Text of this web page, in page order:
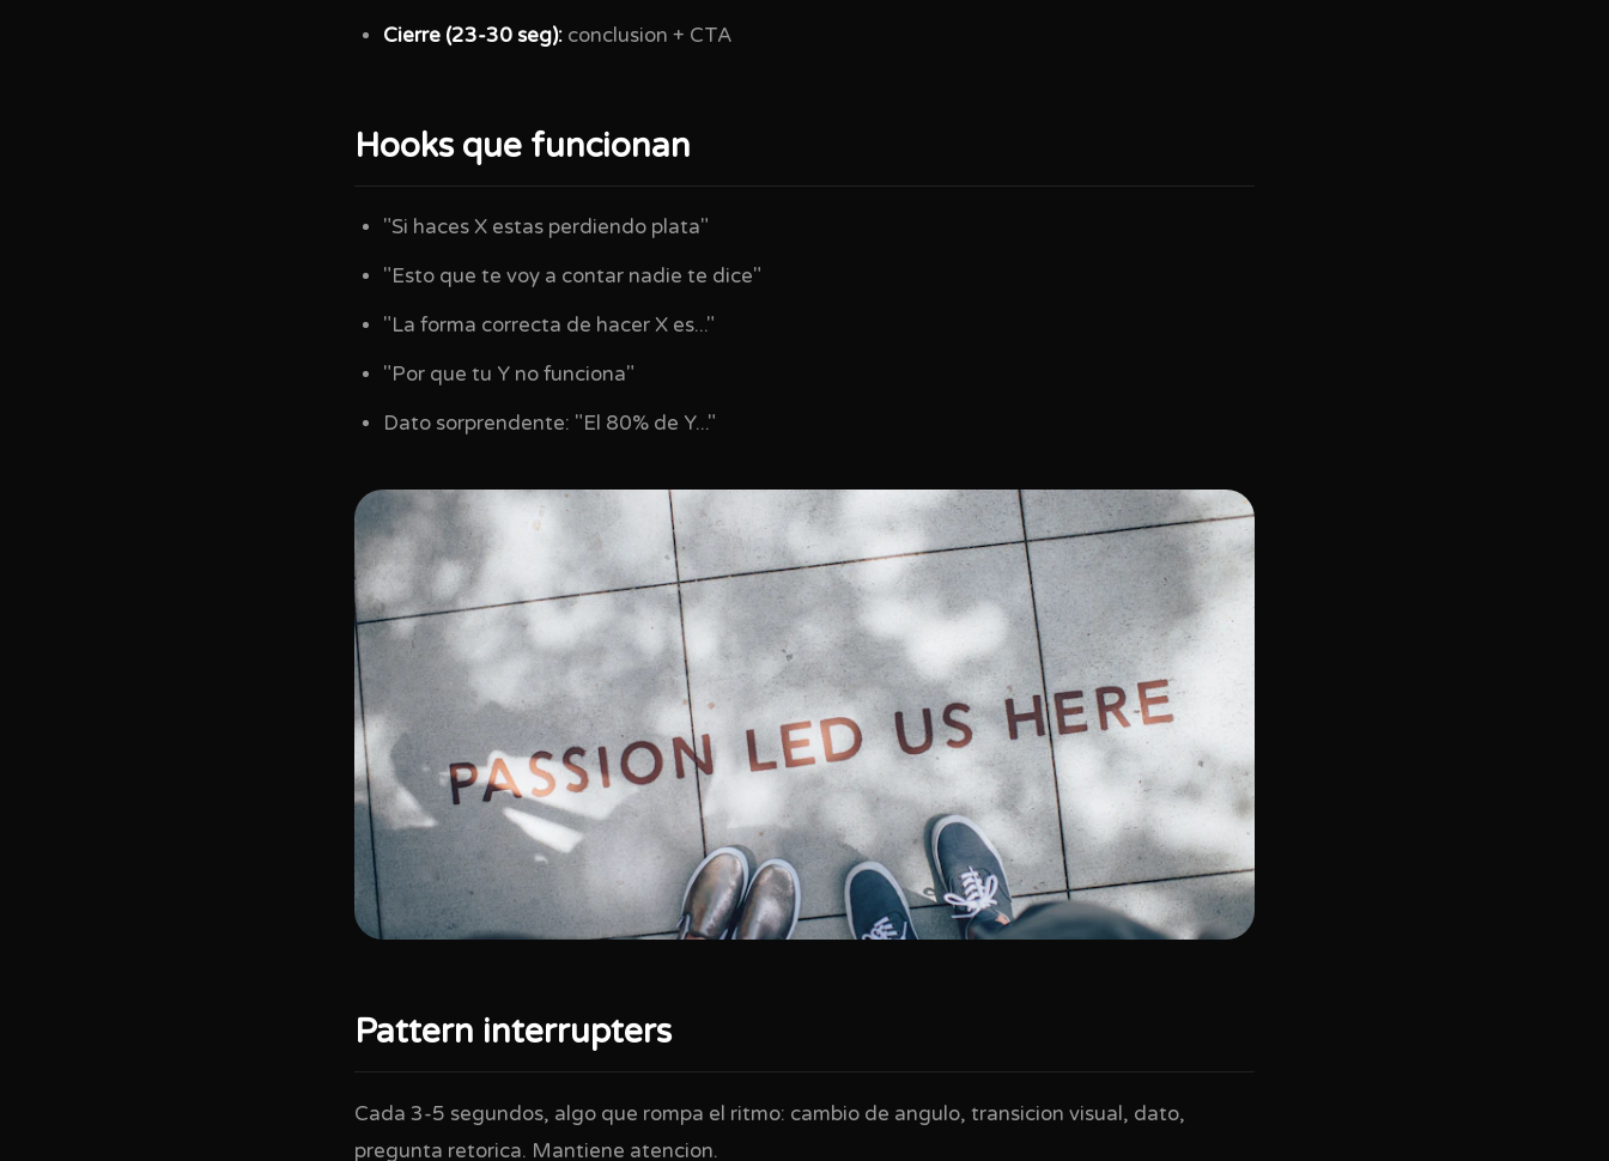
Cierre (23-30 seg): conclusion + CTA
Hooks que funcionan
"Si haces X estas perdiendo plata"
"Esto que te voy a contar nadie te dice"
"La forma correcta de hacer X es..."
"Por que tu Y no funciona"
Dato sorprendente: "El 80% de Y..."
Pattern interrupters
Cada 3-5 segundos, algo que rompa el ritmo: cambio de angulo, transicion visual, dato,
pregunta retorica. Mantiene atencion.